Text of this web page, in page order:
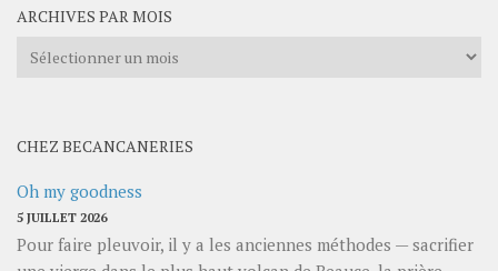
ARCHIVES PAR MOIS
Archives
CHEZ BECANCANERIES
Oh my goodness
5 JUILLET 2026
Pour faire pleuvoir, il y a les anciennes méthodes — sacrifier